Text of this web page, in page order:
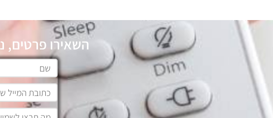
השאירו פרטים,